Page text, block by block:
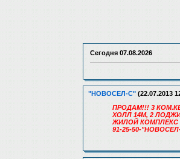
Сегодня 07.08.2026
"НОВОСЕЛ-С" (22.07.2013
ПРОДАМ!!! 3
ХОЛЛ 14М, 2
ЖИЛОЙ КОМПЛЕКС
91-25-50-